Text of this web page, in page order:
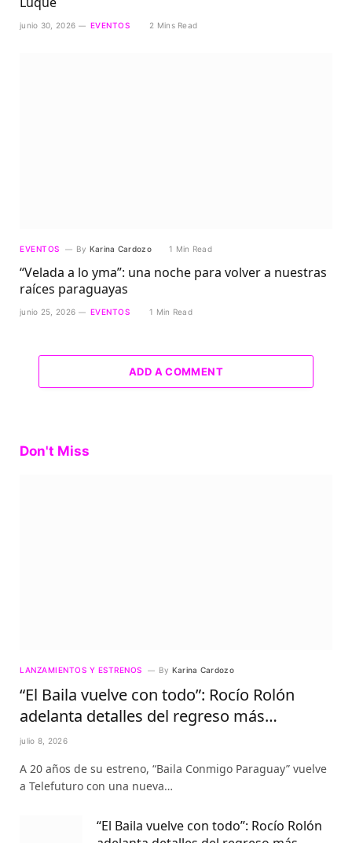
junio 30, 2026 EVENTOS 2 Mins Read
EVENTOS By Karina Cardozo 1 Min Read
“Velada a lo yma”: una noche para volver a nuestras
raíces paraguayas
junio 25, 2026 EVENTOS 1 Min Read
ADD A COMMENT
Don't Miss
LANZAMIENTOS Y ESTRENOS By Karina Cardozo
“El Baila vuelve con todo”: Rocío Rolón
adelanta detalles del regreso más
esperado de la televisión paraguaya
julio 8, 2026
A 20 años de su estreno, “Baila Conmigo Paraguay” vuelve
a Telefuturo con una nueva…
“El Baila vuelve con todo”: Rocío Rolón